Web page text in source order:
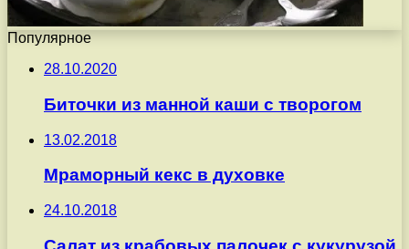
Популярное
28.10.2020
Биточки из манной каши с творогом
13.02.2018
Мраморный кекс в духовке
24.10.2018